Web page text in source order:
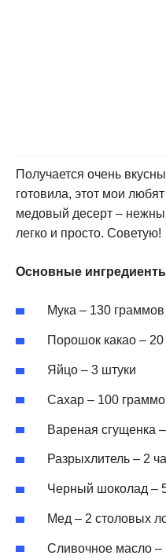
Получается очень
готовила, этот мои
медовый десерт –
легко и просто. Советую!
Основные
Мука – 130 граммов
Порошок какао –
Яйцо – 3 штуки
Сахар – 100
Вареная сгущенка
Разрыхлитель – 2
Черный шоколад –
Мед – 2 столовых
Сливочное масло –